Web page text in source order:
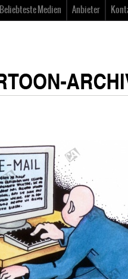
Beliebteste Medien Anbieter